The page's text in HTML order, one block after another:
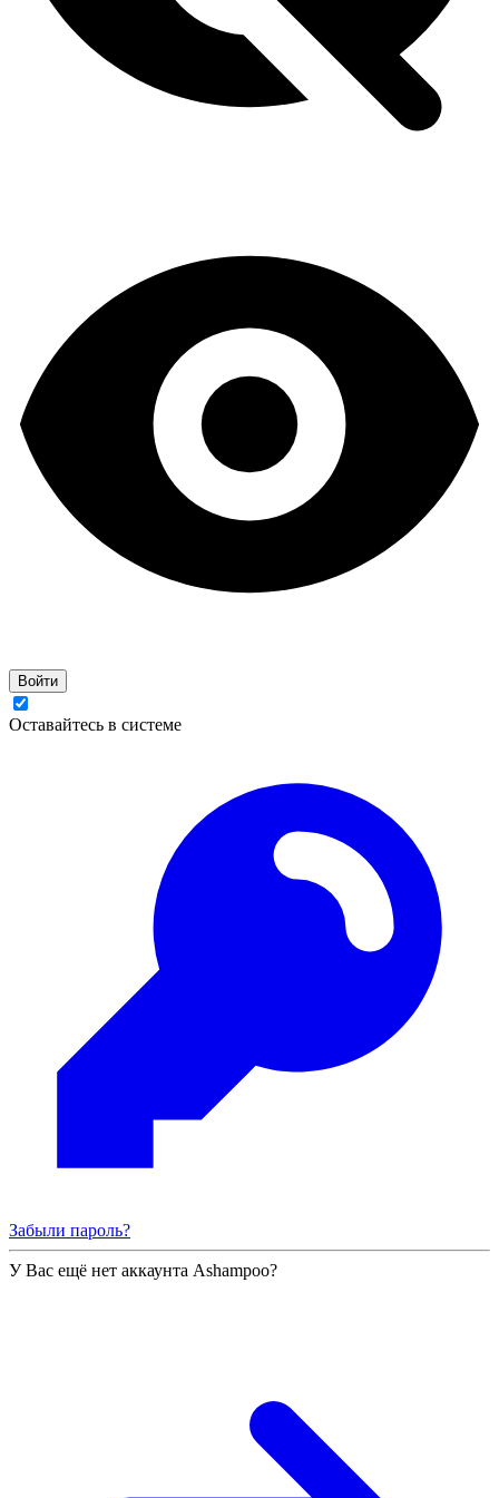
Войти
Оставайтесь в системе
Забыли пароль?
У Вас ещё нет аккаунта Ashampoo?